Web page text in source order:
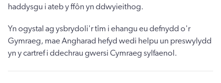
haddysgu i ateb y ffôn yn ddwyieithog.
Yn ogystal ag ysbrydoli'r tîm i ehangu eu defnydd o'r
Gymraeg, mae Angharad hefyd wedi helpu un preswylydd
yn y cartref i ddechrau gwersi Cymraeg sylfaenol.